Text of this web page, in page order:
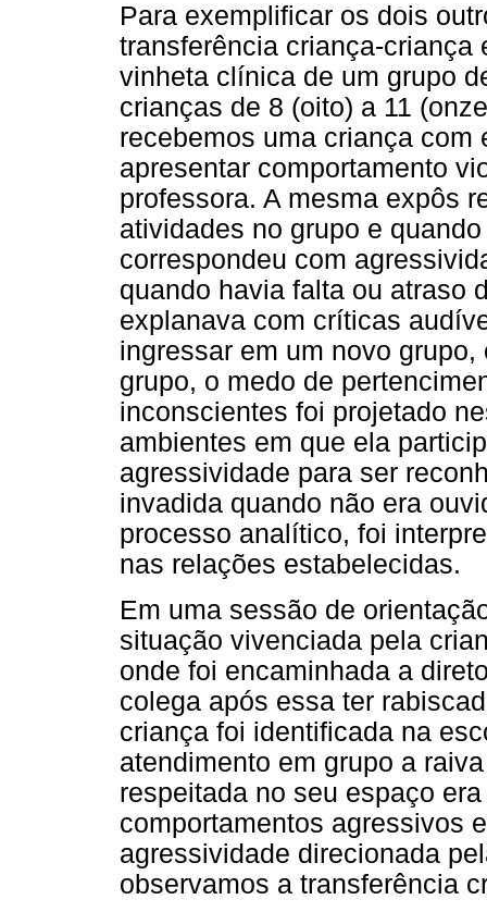
Para exemplificar os dois
transferência criança-criança
vinheta clínica de um grupo
crianças de 8 (oito) a 11
recebemos uma criança com
apresentar comportamento
professora. A mesma expôs
atividades no grupo e
correspondeu com
quando havia falta ou atraso
explanava com críticas
ingressar em um novo
grupo, o medo de
inconscientes foi projetado
ambientes em que ela
agressividade para ser
invadida quando não era
processo analítico, foi
nas relações estabelecidas.
Em uma sessão de
situação vivenciada pela
onde foi encaminhada a
colega após essa ter
criança foi identificada na
atendimento em grupo a
respeitada no seu espaço
comportamentos agressivos
agressividade direcionada
observamos a transferência